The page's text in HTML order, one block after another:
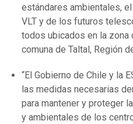
estándares ambientales,
VLT y de los futuros
todos ubicados en la zona
comuna de Taltal, Región
“El Gobierno de Chile y la
las medidas necesarias
para mantener y proteger
y ambientales de los